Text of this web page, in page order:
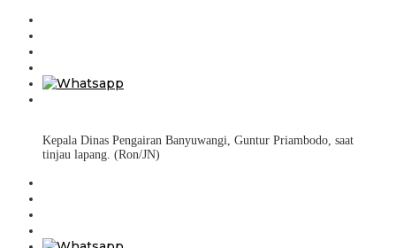
Kepala Dinas Pengairan Banyuwangi, Guntur Priambodo, saat
tinjau lapang. (Ron/JN)